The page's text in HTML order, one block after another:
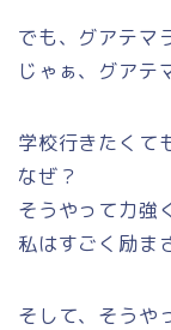
でも、グアテマ
じゃぁ、グアテ
学校行きたくて
なぜ？
そうやって力強
私はすごく励ま
そして、そうや